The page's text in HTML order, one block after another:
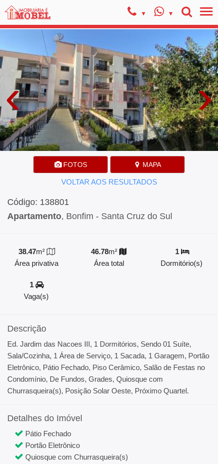
‹ ›
FOTOS MAPA
VOLTAR AOS RESULTADOS
Código: 138801
Apartamento, Bonfim - Santa Cruz do Sul
38.47m²
Área privativa
46.78m²
Área total
1
Dormitório(s)
1
Vaga(s)
Descrição
Ed. Jardim das Nacoes III, 1 Dormitórios, Sendo 01 Suíte,
Sala/Cozinha, 1 Área de Serviço, 1 Sacada, 1 Garagem, Portão
Eletrônico, Pátio Fechado, Piso Cerâmico, Salão de Festas no
Condomínio, De Fundos, Grades, Quiosque com
Churrasqueira(s), Posição Solar Oeste, Próximo Quartel.
Detalhes do Imóvel
Pátio Fechado
Portão Eletrônico
Quiosque com Churrasqueira(s)